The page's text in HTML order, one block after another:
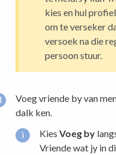
kies en hul
om te verseker
versoek na die
persoon stuur.
Voeg vriende by van
dalk ken.
Kies Voeg by
Vriende wat jy in